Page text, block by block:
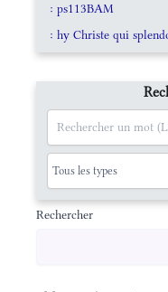
: ps113BAM
: hy Christe qui
Rechercher